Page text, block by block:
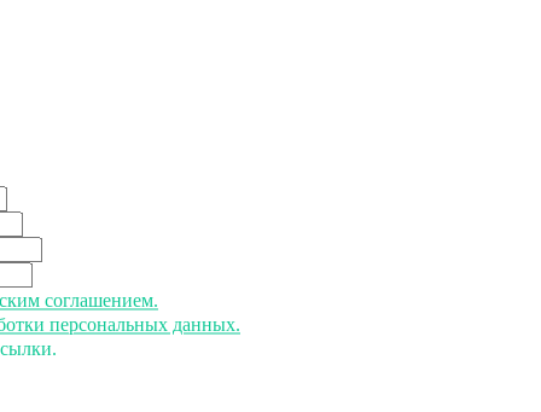
соглашением.
персональных данных.